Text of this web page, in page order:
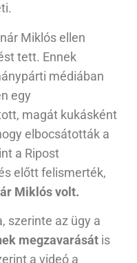
Miklós ellen
tett. Ennek
médiában
egy
magát kukásként
elbocsátották a
a Ripost
előtt felismerték,
Miklós volt.
szerinte az ügy a
megzavarását is
a videó a